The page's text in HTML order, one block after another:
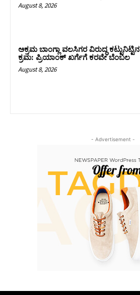
August 8, 2026
ಅಕ್ರಮ ಬಾಂಗ್ಲಾ ವಲಸಿಗರ ವಿರುದ್ಧ ಕಟ್ಟುನಿಟ್ಟಿನ
ಕ್ರಮ: ಪ್ರಿಯಾಂಕ್ ಖರ್ಗೆಗೆ ಕರವೇ ಬೆಂಬಲ
August 8, 2026
- Advertisement -